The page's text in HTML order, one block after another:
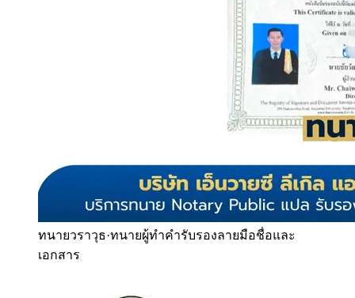
ทนายวราวุธ·ทนายผู้ทำคำรับรองลายมือชื่อและ
เอกสาร